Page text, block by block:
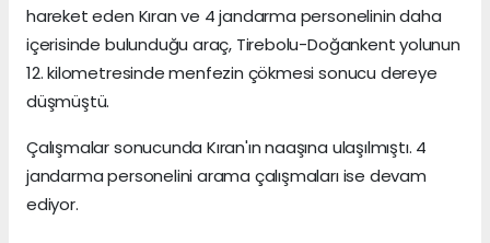
hareket eden Kıran ve 4 jandarma personelinin daha
içerisinde bulunduğu araç, Tirebolu-Doğankent yolunun
12. kilometresinde menfezin çökmesi sonucu dereye
düşmüştü.
Çalışmalar sonucunda Kıran'ın naaşına ulaşılmıştı. 4
jandarma personelini arama çalışmaları ise devam
ediyor.